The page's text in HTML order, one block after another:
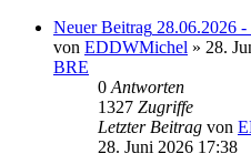
Neuer Beitrag 28.06.2026 -
von EDDWMichel » 28.
BRE
0 Antworten
1327 Zugriffe
Letzter Beitrag von
28. Juni 2026 17:38